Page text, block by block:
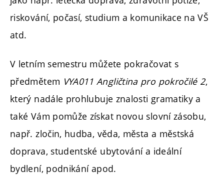
riskování, počasí, studium a komunikace na VŠ
atd.
V letním semestru můžete pokračovat s
předmětem VYA011 Angličtina pro pokročilé 2,
který nadále prohlubuje znalosti gramatiky a
také Vám pomůže získat novou slovní zásobu,
např. zločin, hudba, věda, města a městská
doprava, studentské ubytování a ideální
bydlení, podnikání apod.